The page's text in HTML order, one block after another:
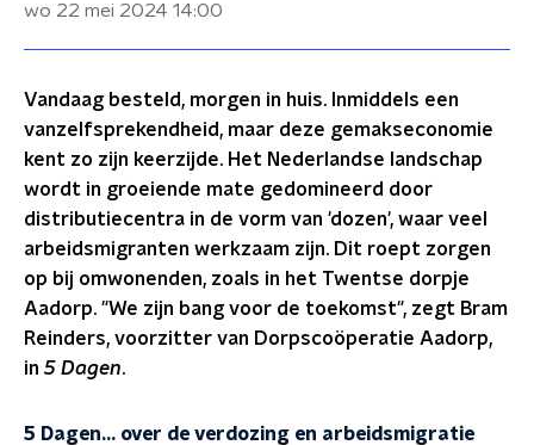
wo 22 mei 2024 14:00
Vandaag besteld, morgen in huis. Inmiddels een
vanzelfsprekendheid, maar deze gemakseconomie
kent zo zijn keerzijde. Het Nederlandse landschap
wordt in groeiende mate gedomineerd door
distributiecentra in de vorm van 'dozen', waar veel
arbeidsmigranten werkzaam zijn. Dit roept zorgen
op bij omwonenden, zoals in het Twentse dorpje
Aadorp. "We zijn bang voor de toekomst", zegt Bram
Reinders, voorzitter van Dorpscoöperatie Aadorp,
in 5 Dagen.
5 Dagen... over de verdozing en arbeidsmigratie